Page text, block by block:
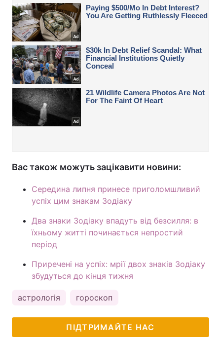
Вас також можуть зацікавити новини:
Середина липня принесе приголомшливий
успіх цим знакам Зодіаку
Два знаки Зодіаку впадуть від безсилля: в
їхньому житті починається непростий
період
Приречені на успіх: мрії двох знаків Зодіаку
збудуться до кінця тижня
астрологія гороскоп
ПІДТРИМАЙТЕ НАС